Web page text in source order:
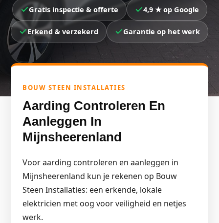
Gratis inspectie & offerte 4,9 ★ op Google
Erkend & verzekerd Garantie op het werk
BOUW STEEN INSTALLATIES
Aarding Controleren En
Aanleggen In
Mijnsheerenland
Voor aarding controleren en aanleggen in
Mijnsheerenland kun je rekenen op Bouw
Steen Installaties: een erkende, lokale
elektricien met oog voor veiligheid en netjes
werk.